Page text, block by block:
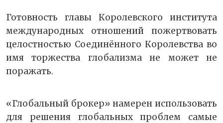
Готовность главы Королевского института
международных отношений пожертвовать
целостностью Соединённого Королевства во
имя торжества глобализма не может не
поражать.
«Глобальный брокер» намерен использовать
для решения глобальных проблем самые